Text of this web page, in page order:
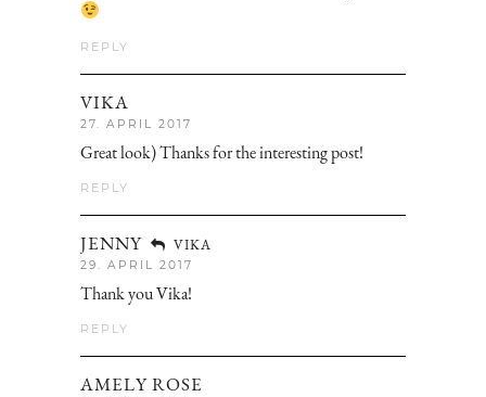
REPLY
VIKA
27. APRIL 2017
Great look) Thanks for the interesting post!
REPLY
JENNY VIKA
29. APRIL 2017
Thank you Vika!
REPLY
AMELY ROSE